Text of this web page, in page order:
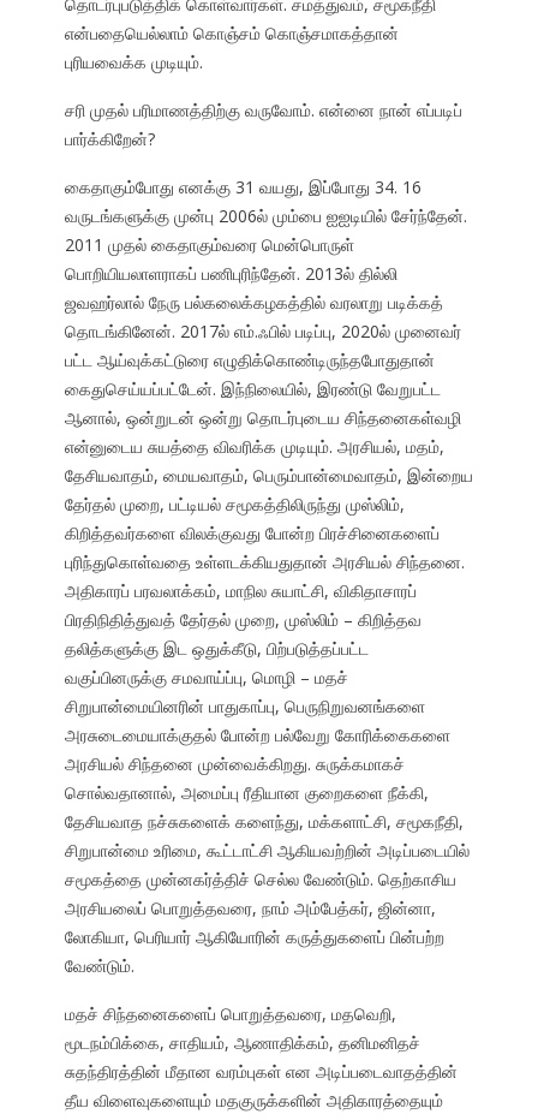
என்பதையெல்லாம் கொஞ்சம் கொஞ்சமாகத்தான்
புரியவைக்க முடியும்.
சரி முதல் பரிமாணத்திற்கு வருவோம். என்னை நான் எப்படிப்
பார்க்கிறேன்?
கைதாகும்போது எனக்கு 31 வயது, இப்போது 34. 16
வருடங்களுக்கு முன்பு 2006ல் மும்பை ஐஐடியில் சேர்ந்தேன்.
2011 முதல் கைதாகும்வரை மென்பொருள்
பொறியியலாளராகப் பணிபுரிந்தேன். 2013ல் தில்லி
ஜவஹர்லால் நேரு பல்கலைக்கழகத்தில் வரலாறு படிக்கத்
தொடங்கினேன். 2017ல் எம்.ஃபில் படிப்பு, 2020ல் முனைவர்
பட்ட ஆய்வுக்கட்டுரை எழுதிக்கொண்டிருந்தபோதுதான்
கைதுசெய்யப்பட்டேன். இந்நிலையில், இரண்டு வேறுபட்ட
ஆனால், ஒன்றுடன் ஒன்று தொடர்புடைய சிந்தனைகள்வழி
என்னுடைய சுயத்தை விவரிக்க முடியும். அரசியல், மதம்,
தேசியவாதம், மையவாதம், பெரும்பான்மைவாதம், இன்றைய
தேர்தல் முறை, பட்டியல் சமூகத்திலிருந்து முஸ்லிம்,
கிறித்தவர்களை விலக்குவது போன்ற பிரச்சினைகளைப்
புரிந்துகொள்வதை உள்ளடக்கியதுதான் அரசியல் சிந்தனை.
அதிகாரப் பரவலாக்கம், மாநில சுயாட்சி, விகிதாசாரப்
பிரதிநிதித்துவத் தேர்தல் முறை, முஸ்லிம் – கிறித்தவ
தலித்களுக்கு இட ஒதுக்கீடு, பிற்படுத்தப்பட்ட
வகுப்பினருக்கு சமவாய்ப்பு, மொழி – மதச்
சிறுபான்மையினரின் பாதுகாப்பு, பெருநிறுவனங்களை
அரசுடைமையாக்குதல் போன்ற பல்வேறு கோரிக்கைகளை
அரசியல் சிந்தனை முன்வைக்கிறது. சுருக்கமாகச்
சொல்வதானால், அமைப்பு ரீதியான குறைகளை நீக்கி,
தேசியவாத நச்சுகளைக் களைந்து, மக்களாட்சி, சமூகநீதி,
சிறுபான்மை உரிமை, கூட்டாட்சி ஆகியவற்றின் அடிப்படையில்
சமூகத்தை முன்னகர்த்திச் செல்ல வேண்டும். தெற்காசிய
அரசியலைப் பொறுத்தவரை, நாம் அம்பேத்கர், ஜின்னா,
லோகியா, பெரியார் ஆகியோரின் கருத்துகளைப் பின்பற்ற
வேண்டும்.
மதச் சிந்தனைகளைப் பொறுத்தவரை, மதவெறி,
மூடநம்பிக்கை, சாதியம், ஆணாதிக்கம், தனிமனிதச்
சுதந்திரத்தின் மீதான வரம்புகள் என அடிப்படைவாதத்தின்
தீய விளைவுகளையும் மதகுருக்களின் அதிகாரத்தையும்